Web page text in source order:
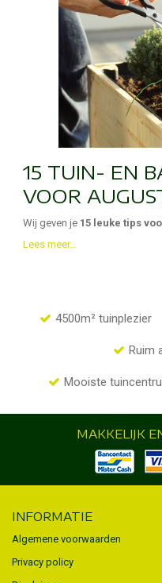
15 TUIN- EN
VOOR
Wij geven je 15 leuke tips
Lees meer...
4500m² tuinplezier
Ruim
Mooiste
MAKKELIJK
INFORMATIE
Algemene voorwaarden
Privacy policy